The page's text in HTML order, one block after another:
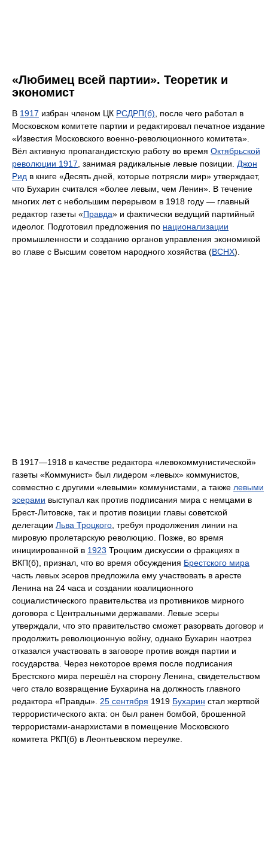
«Любимец всей партии». Теоретик и
экономист
В 1917 избран членом ЦК РСДРП(б) , после чего работал в
Московском комитете партии и редактировал печатное издание
«Известия Московского военно-революционного комитета».
Вёл активную пропагандистскую работу во время Октябрьской
революции 1917 , занимая радикальные левые позиции. Джон
Рид в книге «Десять дней, которые потрясли мир» утверждает,
что Бухарин считался «более левым, чем Ленин». В течение
многих лет с небольшим перерывом в 1918 году — главный
редактор газеты «Правда» и фактически ведущий партийный
идеолог. Подготовил предложения по национализации
промышленности и созданию органов управления экономикой
во главе с Высшим советом народного хозяйства (ВСНХ).
В 1917—1918 в качестве редактора «левокоммунистической»
газеты «Коммунист» был лидером «левых» коммунистов,
совместно с другими «левыми» коммунистами, а также левыми
эсерами выступал как против подписания мира с немцами в
Брест-Литовске, так и против позиции главы советской
делегации Льва Троцкого , требуя продолжения линии на
мировую пролетарскую революцию. Позже, во время
инициированной в 1923 Троцким дискуссии о фракциях в
ВКП(б), признал, что во время обсуждения Брестского мира
часть левых эсеров предложила ему участвовать в аресте
Ленина на 24 часа и создании коалиционного
социалистического правительства из противников мирного
договора с Центральными державами. Левые эсеры
утверждали, что это правительство сможет разорвать договор и
продолжить революционную войну, однако Бухарин наотрез
отказался участвовать в заговоре против вождя партии и
государства. Через некоторое время после подписания
Брестского мира перешёл на сторону Ленина, свидетельством
чего стало возвращение Бухарина на должность главного
редактора «Правды». 25 сентября 1919 Бухарин стал жертвой
террористического акта: он был ранен бомбой, брошенной
террористами-анархистами в помещение Московского
комитета РКП(б) в Леонтьевском переулке.